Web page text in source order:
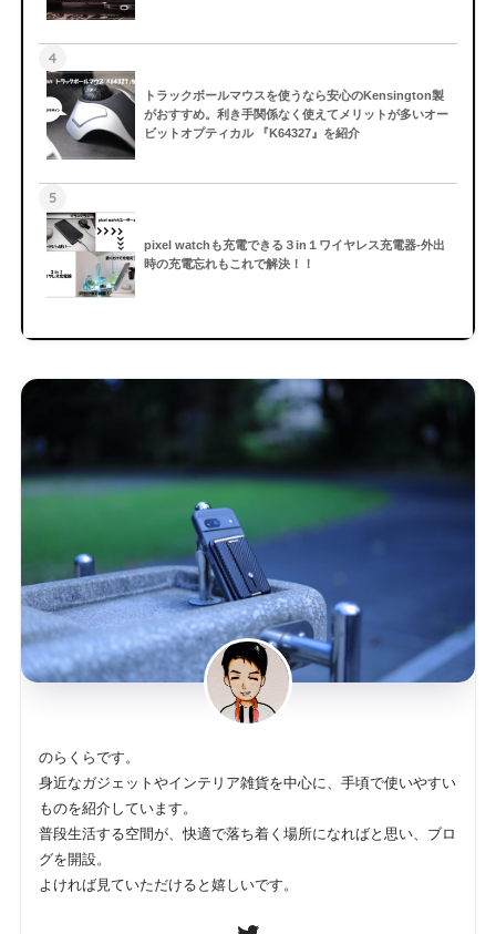
4
トラックボールマウスを使うなら安心のKensington製
がおすすめ。利き手関係なく使えてメリットが多いオー
ビットオプティカル 『K64327』を紹介
5
pixel watchも充電できる３in１ワイヤレス充電器-外出
時の充電忘れもこれで解決！！
のらくらです。
身近なガジェットやインテリア雑貨を中心に、手頃で使いやすい
ものを紹介しています。
普段生活する空間が、快適で落ち着く場所になればと思い、ブロ
グを開設。
よければ見ていただけると嬉しいです。